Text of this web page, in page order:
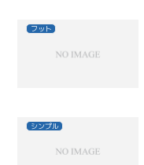
フット
シンプル